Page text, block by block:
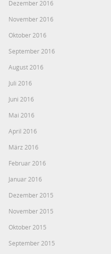
Dezember 2016
November 2016
Oktober 2016
September 2016
August 2016
Juli 2016
Juni 2016
Mai 2016
April 2016
März 2016
Februar 2016
Januar 2016
Dezember 2015
November 2015
Oktober 2015
September 2015